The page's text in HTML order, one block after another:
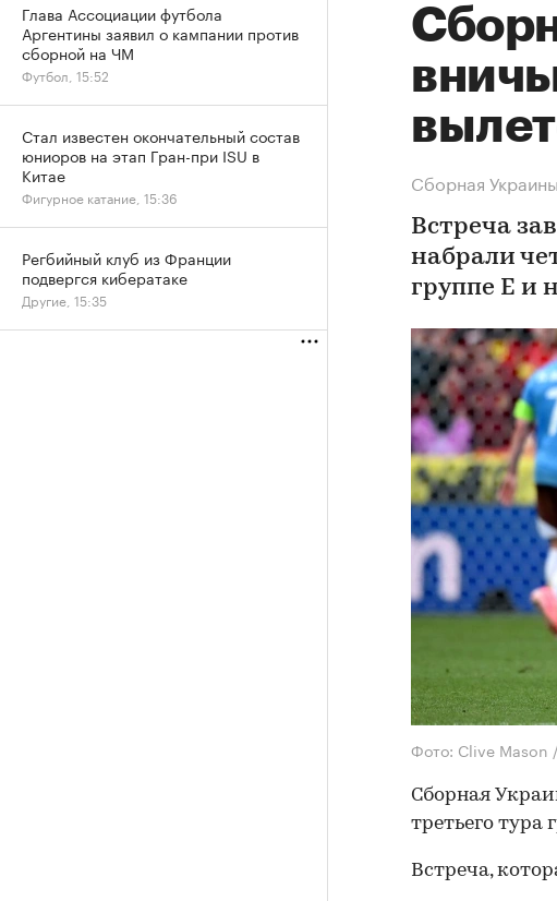
Сборная
Встреча
набрали
группе Е и
Фото: Clive Mason
Сборная
третьего тура
Встреча,
Глава Ассоциации футбола
Аргентины заявил о кампании против
сборной на ЧМ
Футбол, 15:52
Стал известен окончательный состав
юниоров на этап Гран-при ISU в
Китае
Фигурное катание, 15:36
Регбийный клуб из Франции
подвергся кибератаке
Другие, 15:35